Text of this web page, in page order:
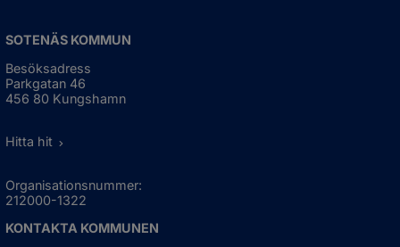
SOTENÄS KOMMUN
Besöksadress
Parkgatan 46
456 80 Kungshamn
Hitta hit
Organisationsnummer:
212000-1322
KONTAKTA KOMMUNEN